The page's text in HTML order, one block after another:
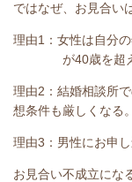
ではなぜ、お見合い
理由1 ：女性は自分
が40歳を超
理由2 ：結婚相談所
想条件も厳しくなる。
理由3 ：男性にお申
お見合い不成立にな